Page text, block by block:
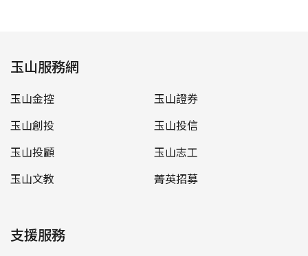
玉山服務網
玉山金控
玉山證券
玉山創投
玉山投信
玉山投顧
玉山志工
玉山文教
菁英招募
支援服務